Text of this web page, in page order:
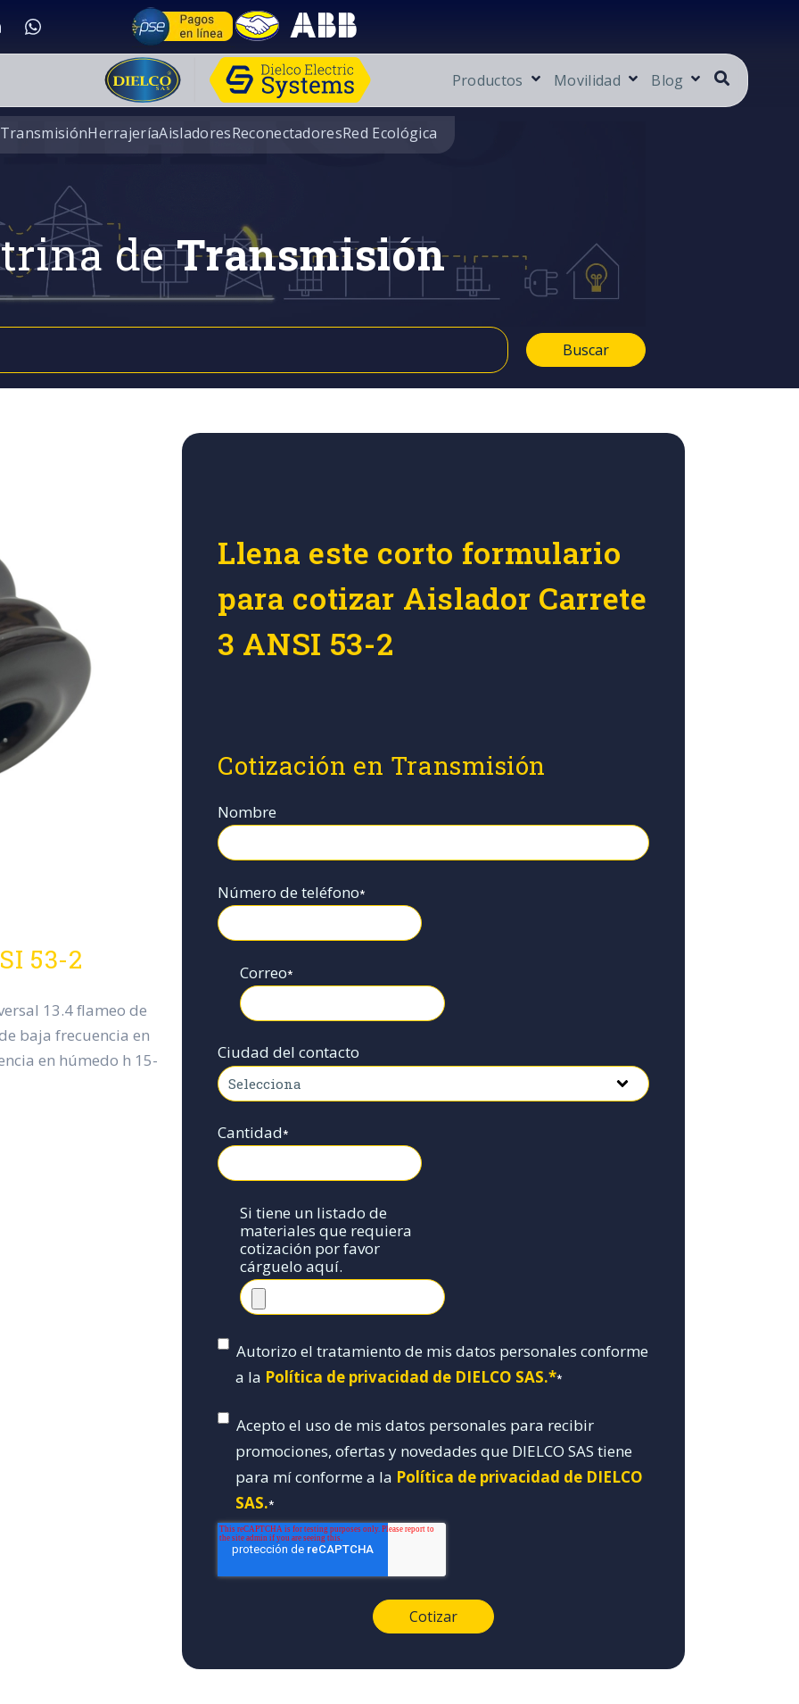
Productos Movilidad Blog
HerrajeríaAisladoresReconectadoresRed Ecológica
deTransmisión
Buscar
53-2
13.4 flameo de
baja frecuencia en
en húmedo h 15-
Llena este corto formulario
para cotizar Aislador Carrete
3 ANSI 53-2
Cotización en Transmisión
Nombre
Número de teléfono*
Correo*
Ciudad del contacto
Cantidad*
Si tiene un listado de
materiales que requiera
cotización por favor
cárguelo aquí.
Autorizo el tratamiento de mis datos personales conforme
a la Política de privacidad de DIELCO SAS.**
Acepto el uso de mis datos personales para recibir
promociones, ofertas y novedades que DIELCO SAS tiene
para mí conforme a la Política de privacidad de DIELCO
SAS.*